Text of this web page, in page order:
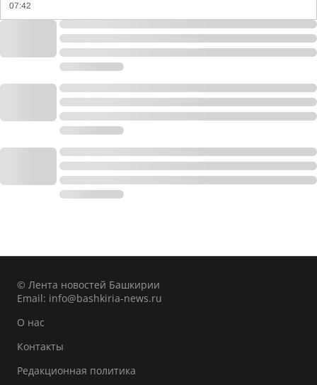
07:42
© Лента новостей Башкирии
Email: info@bashkiria-news.ru
О нас
Контакты
Редакционная политика